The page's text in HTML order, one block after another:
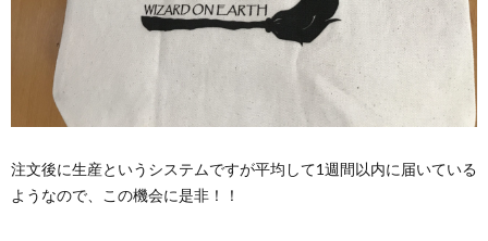
注文後に生産というシステムですが平均して1週間以内に届いている
ようなので、この機会に是非！！